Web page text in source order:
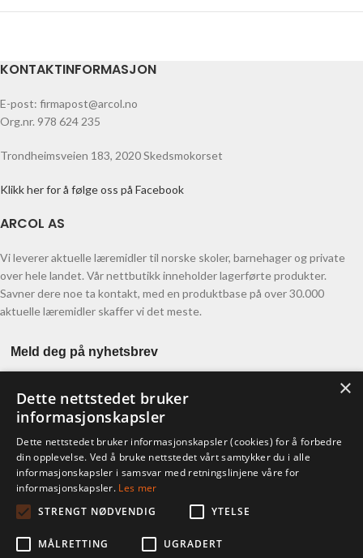
KONTAKTINFORMASJON
E-post: firmapost@arcol.no
Org.nr. 978 624 235
Trondheimsveien 183, 2020 Skedsmokorset
Klikk her for å følge oss på Facebook
ARCOL AS
Vi leverer aktuelle læremidler til norske skoler, barnehager og private
over hele landet. Vår nettbutikk inneholder lagerførte produkter.
Savner dere noe ta kontakt, med en produktbase på over 30.000
aktuelle læremidler skaffer vi det meste.
Meld deg på nyhetsbrev
KONTO
Ordre
Kontodetaljer
×
Dette nettstedet bruker
informasjonskapsler
Dette nettstedet bruker informasjonskapsler (cookies) for å forbedre
din opplevelse. Ved å bruke nettstedet vårt samtykker du i alle
informasjonskapsler i samsvar med retningslinjene våre for
informasjonskapsler. Les mer
STRENGT NØDVENDIG
YTELSE
MÅLRETTING UGRADERT